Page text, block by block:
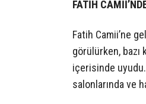
FATİH
Fatih Camii’ne
görülürken,
içerisinde
salonlarında ve